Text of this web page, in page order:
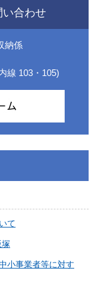
い合わせ
納係
線 103・105)
て
小事業者等に対す